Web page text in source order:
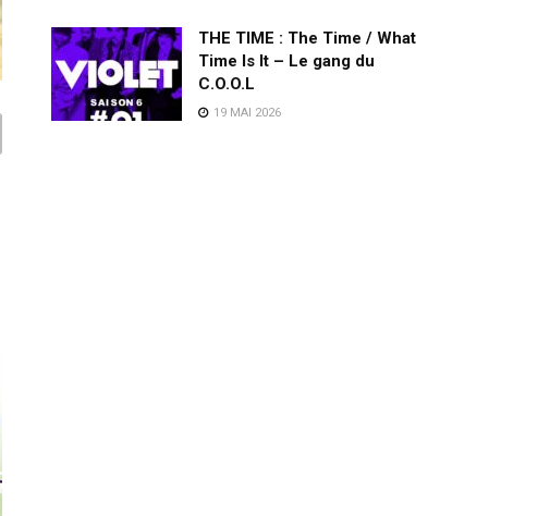
THE TIME : The Time / What
Time Is It – Le gang du
C.O.O.L
19 MAI 2026